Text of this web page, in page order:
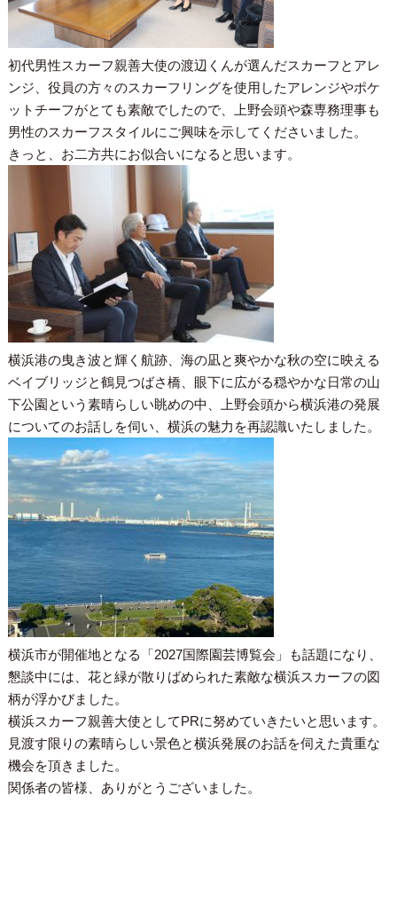
初代男性スカーフ親善大使の渡辺くんが選んだスカーフとアレ
ンジ、役員の方々のスカーフリングを使用したアレンジやポケ
ットチーフがとても素敵でしたので、上野会頭や森専務理事も
男性のスカーフスタイルにご興味を示してくださいました。
きっと、お二方共にお似合いになると思います。
横浜港の曳き波と輝く航跡、海の凪と爽やかな秋の空に映える
ベイブリッジと鶴見つばさ橋、眼下に広がる穏やかな日常の山
下公園という素晴らしい眺めの中、上野会頭から横浜港の発展
についてのお話しを伺い、横浜の魅力を再認識いたしました。
横浜市が開催地となる「2027国際園芸博覧会」も話題になり、
懇談中には、花と緑が散りばめられた素敵な横浜スカーフの図
柄が浮かびました。
横浜スカーフ親善大使としてPRに努めていきたいと思います。
見渡す限りの素晴らしい景色と横浜発展のお話を伺えた貴重な
機会を頂きました。
関係者の皆様、ありがとうございました。